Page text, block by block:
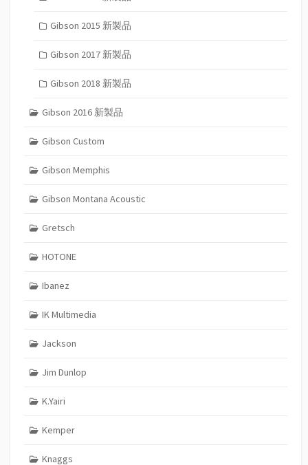
Gibson 2015 新製品
Gibson 2017 新製品
Gibson 2018 新製品
Gibson 2016 新製品
Gibson Custom
Gibson Memphis
Gibson Montana Acoustic
Gretsch
HOTONE
Ibanez
IK Multimedia
Jackson
Jim Dunlop
K.Yairi
Kemper
Knaggs